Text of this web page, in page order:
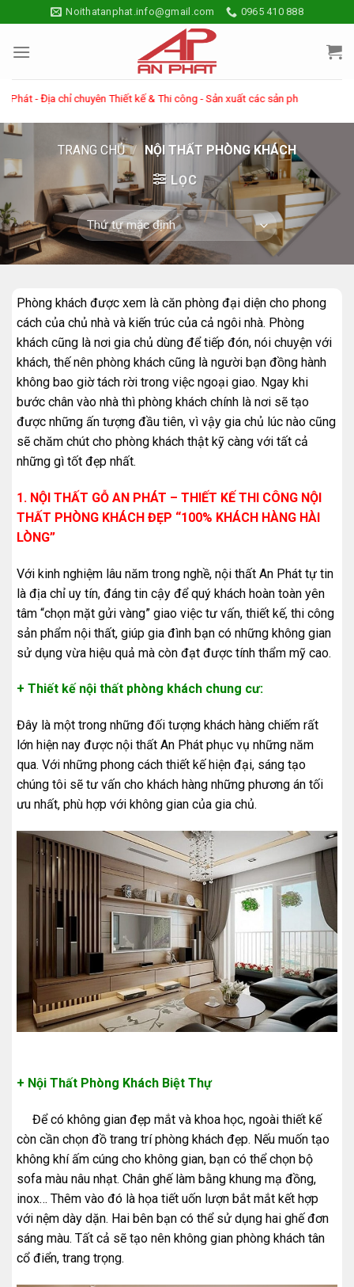
to
content
Noithatanphat.info@gmail.com 0965 410 888
chuyên Thiết kế & Thi công - Sản xuất các sản phẩm về nội thất gỗ tự
TRANG CHỦ / NỘI THẤT PHÒNG KHÁCH
LỌC
Phòng khách được xem là căn phòng đại diện cho phong
cách của chủ nhà và kiến trúc của cả ngôi nhà. Phòng
khách cũng là nơi gia chủ dùng để tiếp đón, nói chuyện với
khách, thế nên phòng khách cũng là người bạn đồng hành
không bao giờ tách rời trong việc ngoại giao. Ngay khi
bước chân vào nhà thì phòng khách chính là nơi sẽ tạo
được những ấn tượng đầu tiên, vì vậy gia chủ lúc nào cũng
sẽ chăm chút cho phòng khách thật kỹ càng với tất cả
những gì tốt đẹp nhất.
1. NỘI THẤT GỖ AN PHÁT – THIẾT KẾ THI CÔNG NỘI
THẤT PHÒNG KHÁCH ĐẸP “100% KHÁCH HÀNG HÀI
LÒNG”
Với kinh nghiệm lâu năm trong nghề, nội thất An Phát tự tin
là địa chỉ uy tín, đáng tin cậy để quý khách hoàn toàn yên
tâm “chọn mặt gửi vàng” giao việc tư vấn, thiết kế, thi công
sản phẩm nội thất, giúp gia đình bạn có những không gian
sử dụng vừa hiệu quả mà còn đạt được tính thẩm mỹ cao.
+ Thiết kế nội thất phòng khách chung cư:
Đây là một trong những đối tượng khách hàng chiếm rất
lớn hiện nay được nội thất An Phát phục vụ những năm
qua. Với những phong cách thiết kế hiện đại, sáng tạo
chúng tôi sẽ tư vấn cho khách hàng những phương án tối
ưu nhất, phù hợp với không gian của gia chủ.
+ Nội Thất Phòng Khách Biệt Thự
Để có không gian đẹp mắt và khoa học, ngoài thiết kế
còn cần chọn đồ trang trí phòng khách đẹp. Nếu muốn tạo
không khí ấm cúng cho không gian, bạn có thể chọn bộ
sofa màu nâu nhạt. Chân ghế làm bằng khung mạ đồng,
inox… Thêm vào đó là họa tiết uốn lượn bắt mắt kết hợp
với nệm dày dặn. Hai bên bạn có thể sử dụng hai ghế đơn
sáng màu. Tất cả sẽ tạo nên không gian phòng khách tân
cổ điển, trang trọng.